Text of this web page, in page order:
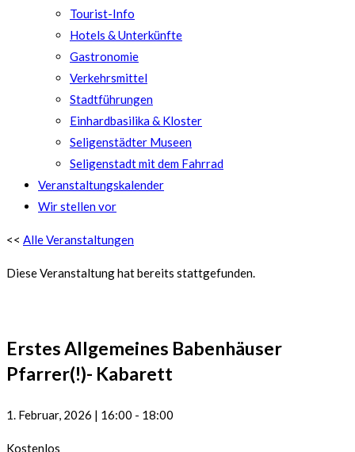
Tourist-Info
Hotels & Unterkünfte
Gastronomie
Verkehrsmittel
Stadtführungen
Einhardbasilika & Kloster
Seligenstädter Museen
Seligenstadt mit dem Fahrrad
Veranstaltungskalender
Wir stellen vor
<< Alle Veranstaltungen
Diese Veranstaltung hat bereits stattgefunden.
Erstes Allgemeines Babenhäuser
Pfarrer(!)- Kabarett
1. Februar, 2026 | 16:00 - 18:00
Kostenlos